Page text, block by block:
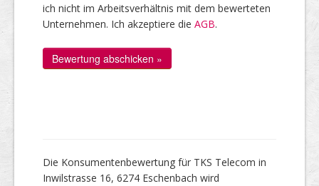
ich nicht im Arbeitsverhältnis mit dem bewerteten
Unternehmen. Ich akzeptiere die AGB.
Die Konsumentenbewertung für TKS Telecom in
Inwilstrasse 16, 6274 Eschenbach wird